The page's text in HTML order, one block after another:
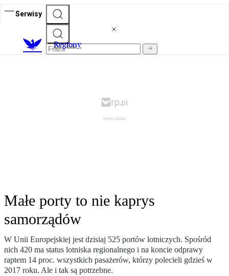
Serwisy
Regiony
Małe porty to nie kaprys
samorządów
W Unii Europejskiej jest dzisiaj 525 portów lotniczych. Spośród
nich 420 ma status lotniska regionalnego i na koncie odprawy
raptem 14 proc. wszystkich pasażerów, którzy polecieli gdzieś w
2017 roku. Ale i tak są potrzebne.